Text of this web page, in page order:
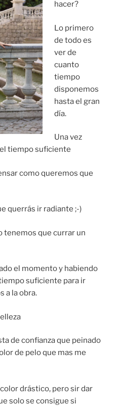
hacer?
Lo primero
de todo es
ver de
cuanto
tiempo
disponemos
hasta el gran
día.
Una vez
tiempo suficiente
como queremos que
querrás ir radiante ;-)
tenemos que currar un
el momento y habiendo
suficiente para ir
a la obra.
de confianza que peinado
de pelo que mas me
drástico, pero sir dar
solo se consigue si